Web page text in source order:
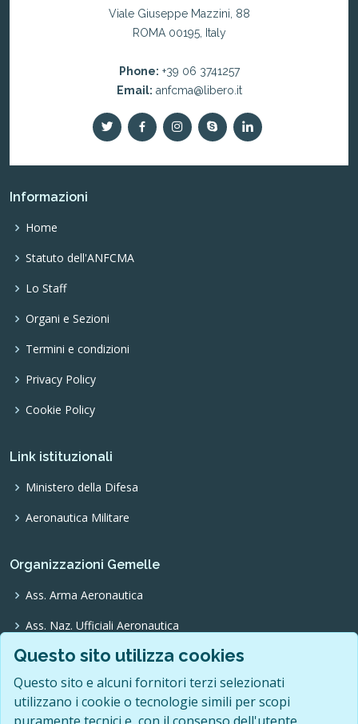
Viale Giuseppe Mazzini, 88
ROMA 00195, Italy
Phone: +39 06 3741257
Email: anfcma@libero.it
Informazioni
Home
Statuto dell'ANFCMA
Lo Staff
Organi e Sezioni
Termini e condizioni
Privacy Policy
Cookie Policy
Link istituzionali
Ministero della Difesa
Aeronautica Militare
Organizzazioni Gemelle
Ass. Arma Aeronautica
Ass. Naz. Ufficiali Aeronautica
Ass. Trasvolatori Atlantici
Ass. Pionieri Aeronautica
O.N.F.A.
Questo sito utilizza cookies
Questo sito e alcuni fornitori terzi selezionati
utilizzano i cookie o tecnologie simili per scopi